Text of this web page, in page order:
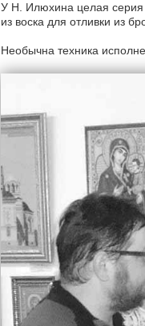
У Н. Илюхина целая серия
из воска для отливки из
Необычна техника